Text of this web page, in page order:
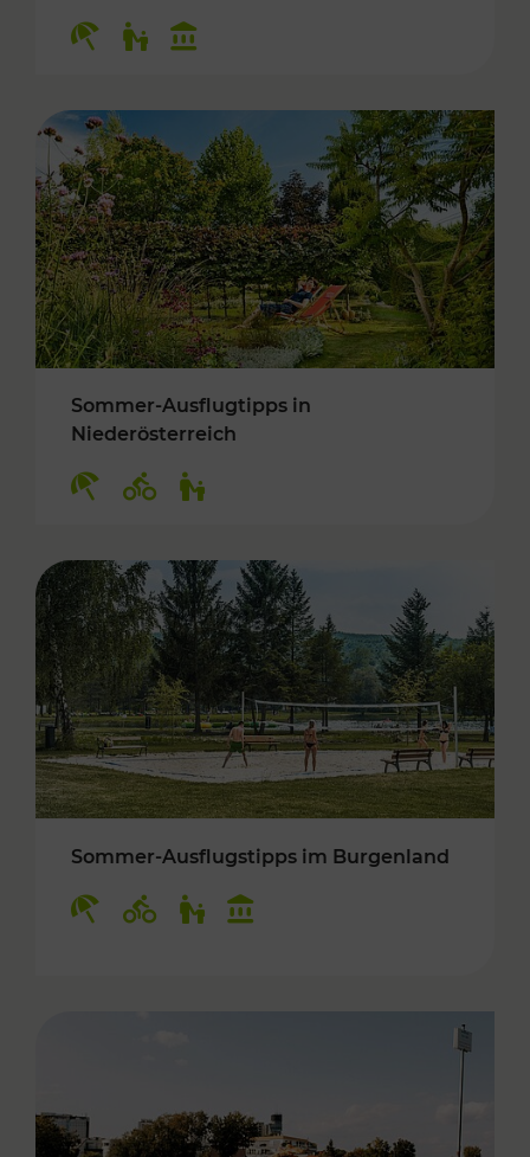
Sommer-Ausflugtipps in
Niederösterreich
Sommer-Ausflugstipps im Burgenland